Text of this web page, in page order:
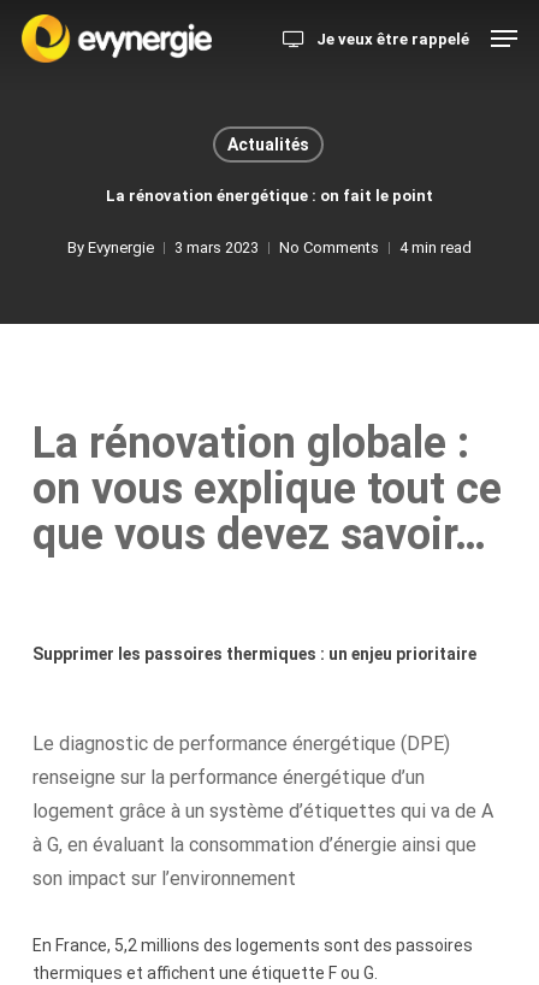
Skip
Je veux être rappelé
Actualités
La rénovation énergétique : on fait le point
By Evynergie 3 mars 2023 No Comments 4 min read
La rénovation globale :
on vous explique tout ce
que vous devez savoir…
Supprimer les passoires thermiques : un enjeu prioritaire
Le diagnostic de performance énergétique (DPE)
renseigne sur la performance énergétique d’un
logement grâce à un système d’étiquettes qui va de A
à G, en évaluant la consommation d’énergie ainsi que
son impact sur l’environnement
En France, 5,2 millions des logements sont des passoires
thermiques et affichent une étiquette F ou G.